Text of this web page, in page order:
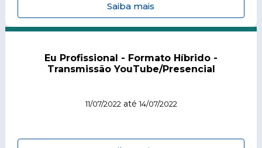
Saiba mais
Eu Profissional - Formato Híbrido -
Transmissão YouTube/Presencial
11/07/2022até14/07/2022